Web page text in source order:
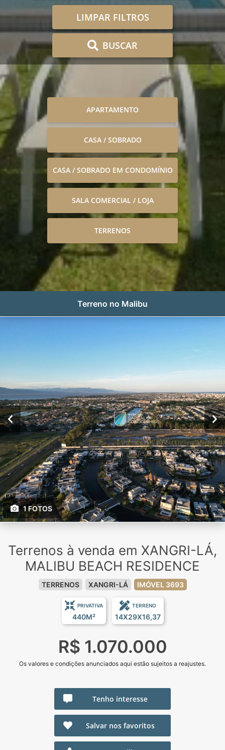
LIMPAR FILTROS
BUSCAR
APARTAMENTO
CASA / SOBRADO
CASA / SOBRADO EM CONDOMÍNIO
SALA COMERCIAL / LOJA
TERRENOS
Terreno no Malibu
1 FOTOS
Terrenos à venda em XANGRI-LÁ,
MALIBU BEACH RESIDENCE
TERRENOS XANGRI-LÁ IMÓVEL 3693
PRIVATIVA
440M²
TERRENO
14X29X16,37
R$ 1.070.000
Os valores e condições anunciados aqui estão sujeitos a reajustes.
Tenho interesse
Salvar nos favoritos